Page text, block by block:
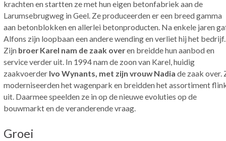
krachten en startten ze met hun eigen betonfabriek aan de
Larumsebrugweg in Geel. Ze produceerden er een breed gamma
aan betonblokken en allerlei betonproducten. Na enkele jaren
Alfons zijn loopbaan een andere wending en verliet hij het bedrijf.
Zijn broer Karel nam de zaak overen breidde hun aanbod en
service verder uit. In 1994 nam de zoon van Karel, huidig
zaakvoerder Ivo Wynants, met zijn vrouw Nadia de zaak over.
moderniseerden het wagenpark en breidden het assortiment
uit. Daarmee speelden ze in op de nieuwe evoluties op de
bouwmarkt en de veranderende vraag.
Groei